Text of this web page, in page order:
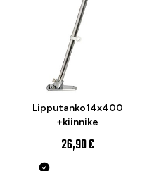
Lipputanko14x400
+kiinnike
26,90 €